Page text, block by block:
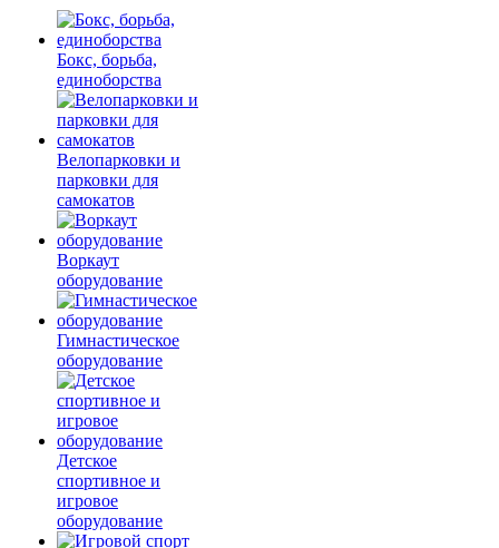
Бокс, борьба,
единоборства
Велопарковки и
парковки для
самокатов
Воркаут
оборудование
Гимнастическое
оборудование
Детское
спортивное и
игровое
оборудование